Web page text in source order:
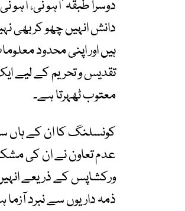
دوسرا طبقہ ’آہو نی، آہو
دانش انہیں چھو کر بھی
ہیں اور اپنی محدود
تقدیس و تحریم کے لیے
معتوب ٹھہرتا ہے۔
کونسلنگ کا ان کے ہاں
عدم تعاون نے ان کی
ورکشاپس کے ذریعے انہیں
ذمہ داریوں سے نبرد آزما